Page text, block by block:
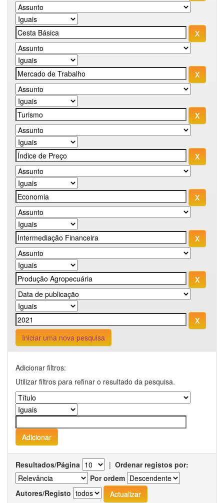
Iniciar uma nova pesquisa
Adicionar filtros:
Utilizar filtros para refinar o resultado da pesquisa.
Resultados/Página | Ordenar registos por:
Por ordem
Autores/Registo